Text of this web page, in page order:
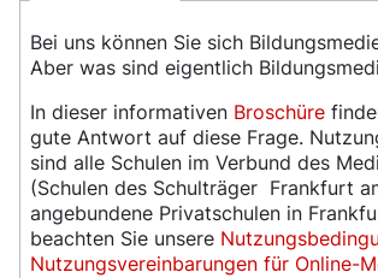
Bei uns können Sie sich
Aber was sind eigentlich
In dieser informativen Broschüre
gute Antwort auf diese Frage.
sind alle Schulen im Verbund des
(Schulen des Schulträger Frankfurt
angebundene Privatschulen in
beachten Sie unsere
Nutzungsvereinbarungen für Online-